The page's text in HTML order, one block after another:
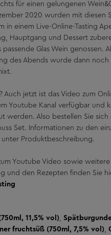
für einen gelungenen
2020 wurden mit diesen
in einem Live-Online-Tasting
Hauptgang und Dessert
passende Glas Wein genossen.
des Abends wurde dann noch
Auch jetzt ist das Video zum
Youtube Kanal verfügbar und
werden. Also bestellen Sie sich
Set. Informationen zu den
unter Produktbeschreibung.
Youtube Video sowie
und den Rezepten finden Sie
11,5% vol),
fruchtsüß (750ml, 7,5% vol),